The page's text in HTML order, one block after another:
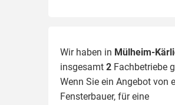
Wir haben in Mülheim-
insgesamt 2 Fachbetriebe
Wenn Sie ein Angebot von
Fensterbauer, für eine